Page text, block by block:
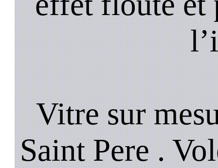
Vitre sur
Saint Pere .